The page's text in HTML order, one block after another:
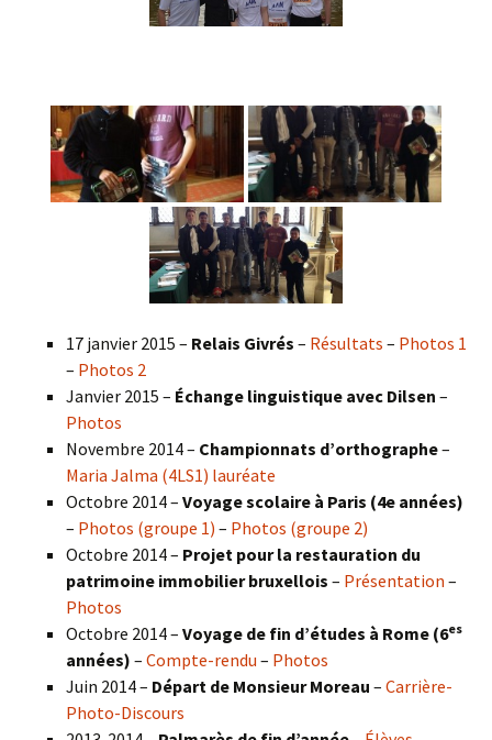
17 janvier 2015 – Relais Givrés – Résultats – Photos 1
– Photos 2
Janvier 2015 – Échange linguistique avec Dilsen –
Photos
Novembre 2014 – Championnats d’orthographe–
Maria Jalma (4LS1) lauréate
Octobre 2014 – Voyage scolaire à Paris (4e années)
– Photos (groupe 1) – Photos (groupe 2)
Octobre 2014 – Projet pour la restauration du
patrimoine immobilier bruxellois – Présentation –
Photos
Octobre 2014 – Voyage de fin d’études à Rome (6es
années) – Compte-rendu – Photos
Juin 2014 – Départ de Monsieur Moreau – Carrière-
Photo-Discours